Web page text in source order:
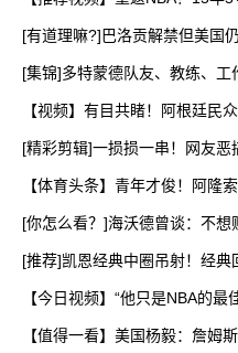
[有道理嘛?]巴洛贡解禁但美国
[集锦]多特蒙德队友、教练、工
【视频】有目共睹！阿根廷民
[精彩剪辑]一损损一串！网友恶
【体育头条】青年才俊！阿隆
[你怎么看？]海沃德曾谈：不
[推荐]凯恩经典中圈吊射！经典
【今日视频】“他只是NBA的最
【值得一看】美国杨毅：詹姆